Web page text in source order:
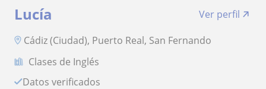
Lucía
Ver perfil
Cádiz (Ciudad), Puerto Real, San Fernando
Clases de Inglés
Datos verificados